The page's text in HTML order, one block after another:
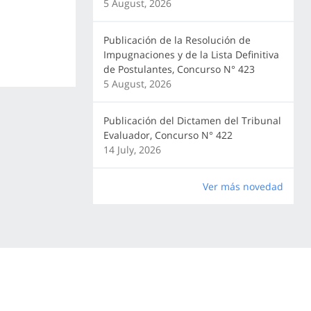
5 August, 2026
Publicación de la Resolución de
Impugnaciones y de la Lista Definitiva
de Postulantes, Concurso N° 423
5 August, 2026
Publicación del Dictamen del Tribunal
Evaluador, Concurso N° 422
14 July, 2026
Ver más novedad